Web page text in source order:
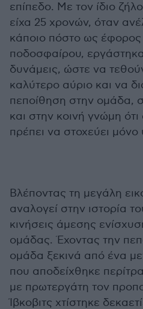
επίπεδο. Με τον ίδιο
είχα 25 χρονών, όταν
κάποιο πόστο ως
ποδοσφαίρου,
δυνάμεις, ώστε να
καλύτερο αύριο και να
πεποίθηση στην ομάδα,
και στην κοινή γνώμη
πρέπει να στοχεύει
Βλέποντας τη μεγάλη
αναλογεί στην ιστορία
κινήσεις άμεσης
ομάδας. Έχοντας την
ομάδα ξεκινά από ένα
που αποδείχθηκε
με πρωτεργάτη τον
Ίβκοβιτς χτίστηκε